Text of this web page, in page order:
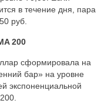
в течение дня, пара
руб.
200
сформировала на
бар» на уровне
экспоненциальной